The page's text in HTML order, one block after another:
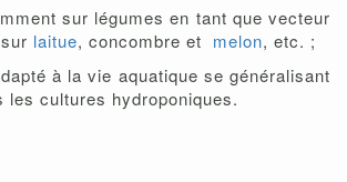
sur légumes en tant que vecteur
laitue, concombre et melon, etc. ;
à la vie aquatique se généralisant
les cultures hydroponiques.